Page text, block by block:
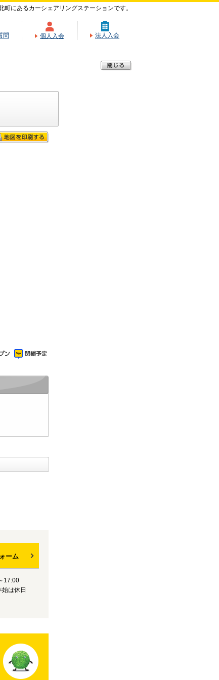
にあるカーシェアリングステーションです。
問 個人入会 法人入会
ーム
17:00
は休日